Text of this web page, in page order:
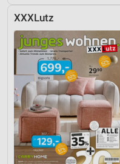
XXXLutz
Notwendig
Performance
Funktional
Werbung